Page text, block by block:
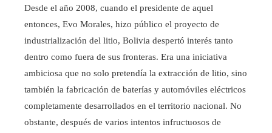
Desde el año 2008, cuando el presidente de aquel
entonces, Evo Morales, hizo público el proyecto de
industrialización del litio, Bolivia despertó interés tanto
dentro como fuera de sus fronteras. Era una iniciativa
ambiciosa que no solo pretendía la extracción de litio, sino
también la fabricación de baterías y automóviles eléctricos
completamente desarrollados en el territorio nacional. No
obstante, después de varios intentos infructuosos de